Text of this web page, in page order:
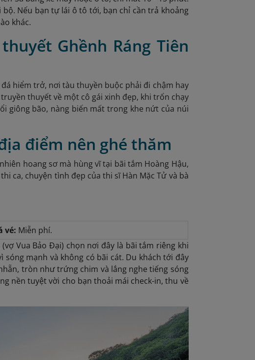
Nếu bạn tự lái ô tô tới, bạn chỉ cần trả khoảng
khác.
Ghềnh Ráng Tiên
hiểm trở, nơi tàu thuyền buộc phải đi chậm hay
thuyết về một cô gái xinh đẹp, khi trốn chạy
giông bão, nàng biến mất trong khe nứt của núi
điểm nên ghé thăm
hoang sơ mà hùng vĩ tại bãi tắm Hoàng Hậu,
ca, chuyện tình đẹp của thi sĩ Hàn Mặc Tử và bà
vé: Miễn phí.
Vua Bảo Đại) chọn nơi đây là bãi tắm riêng khi
mạnh và không có bãi cát. Du khách tới đây
tròn như trứng chim và lắng nghe tiếng sóng
nền tuyệt vời cho bạn thoải mái check-in, thu về